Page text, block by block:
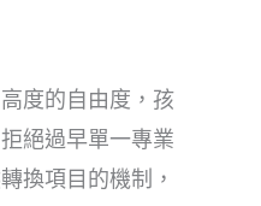
度的自由度，孩
絕過早單一專業
換項目的機制，